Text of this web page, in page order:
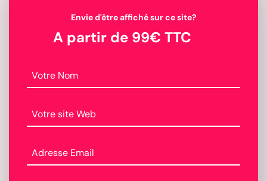
Envie d'être affiché sur ce site?
A partir de 99€ TTC